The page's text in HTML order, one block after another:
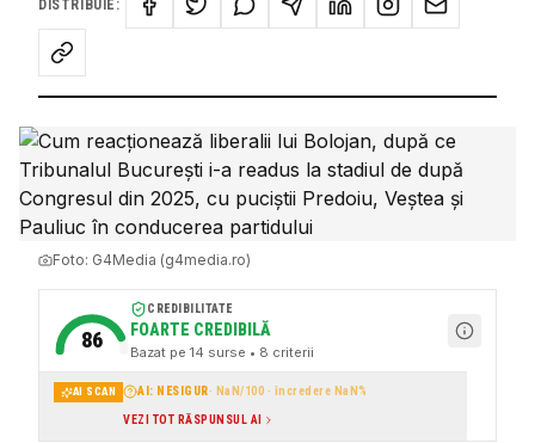
DISTRIBUIE:
Foto: G4Media (g4media.ro)
86
CREDIBILITATE
FOARTE CREDIBILĂ
Bazat pe 14 surse • 8 criterii
AI SCAN AI: NESIGUR· NaN/100 · încredere NaN%
VEZI TOT RĂSPUNSUL AI